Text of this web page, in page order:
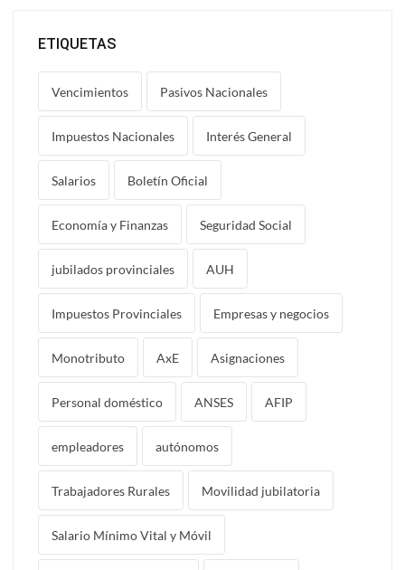
ETIQUETAS
Vencimientos Pasivos Nacionales
Impuestos Nacionales Interés General
Salarios Boletín Oficial
Economía y Finanzas Seguridad Social
jubilados provinciales AUH
Impuestos Provinciales Empresas y negocios
Monotributo AxE Asignaciones
Personal doméstico ANSES AFIP
empleadores autónomos
Trabajadores Rurales Movilidad jubilatoria
Salario Mínimo Vital y Móvil